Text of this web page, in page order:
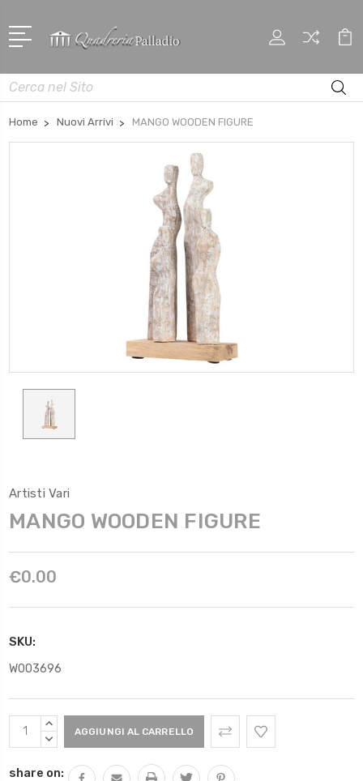
Cerca
Home Nuovi Arrivi MANGO WOODEN FIGURE
Artisti Vari
MANGO WOODEN FIGURE
€0.00
SKU:
W003696
Scorta
Attuale:
AUMENTARE
QUANTITÀ:
DIMINUIRE
share on: